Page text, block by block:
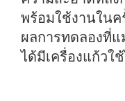
พร้อมใช้งานในค
ผลการทดลองที่แ
ได้มีเครื่องแก้วใ